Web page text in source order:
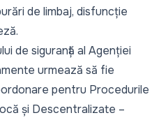
de limbaj, disfuncție
de siguranță al Agenției
urmează să fie
pentru Procedurile
și Descentralizate –